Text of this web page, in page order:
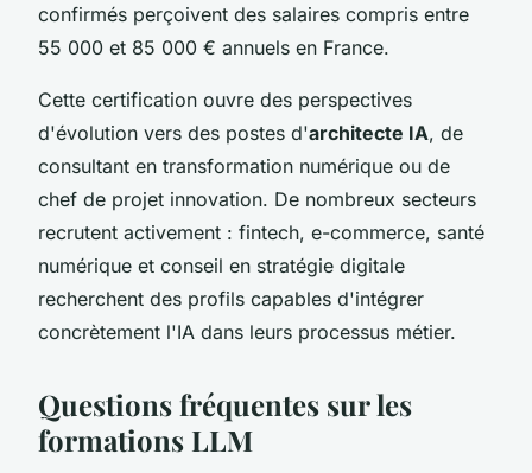
confirmés perçoivent des salaires compris entre
55 000 et 85 000 € annuels en France.
Cette certification ouvre des perspectives
d'évolution vers des postes d'architecte IA, de
consultant en transformation numérique ou de
chef de projet innovation. De nombreux secteurs
recrutent activement : fintech, e-commerce, santé
numérique et conseil en stratégie digitale
recherchent des profils capables d'intégrer
concrètement l'IA dans leurs processus métier.
Questions fréquentes sur les
formations LLM